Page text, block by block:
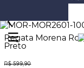
Regata Morena
Preto
R$ 599,90